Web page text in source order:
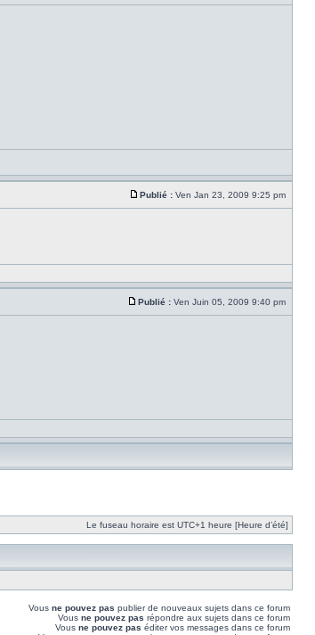
Publié : Ven Jan 23, 2009 9:25 pm
Publié : Ven Juin 05, 2009 9:40 pm
Le fuseau horaire est UTC+1 heure [Heure d’été]
Vous ne pouvez pas publier de nouveaux sujets dans ce forum
Vous ne pouvez pas répondre aux sujets dans ce forum
Vous ne pouvez pas éditer vos messages dans ce forum